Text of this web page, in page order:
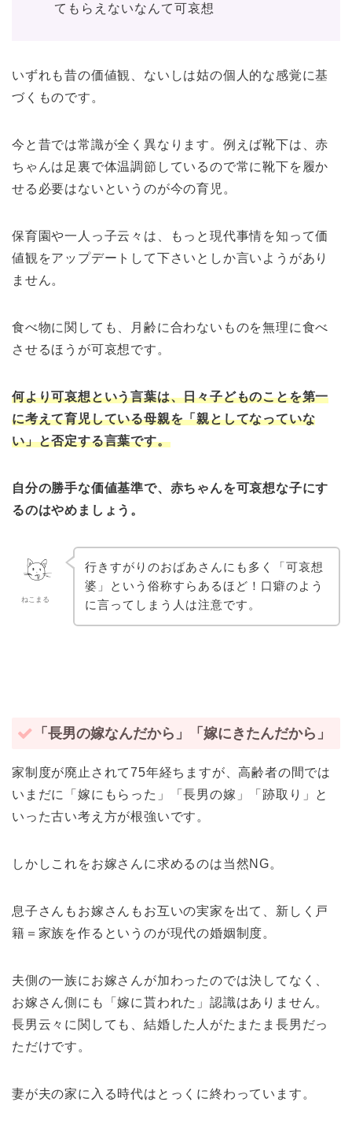
てもらえないなんて可哀想
いずれも昔の価値観、ないしは姑の個人的な感覚に基
づくものです。
今と昔では常識が全く異なります。例えば靴下は、赤
ちゃんは足裏で体温調節しているので常に靴下を履か
せる必要はないというのが今の育児。
保育園や一人っ子云々は、もっと現代事情を知って価
値観をアップデートして下さいとしか言いようがあり
ません。
食べ物に関しても、月齢に合わないものを無理に食べ
させるほうが可哀想です。
何より可哀想という言葉は、日々子どものことを第一
に考えて育児している母親を「親としてなっていな
い」と否定する言葉です。
自分の勝手な価値基準で、赤ちゃんを可哀想な子にす
るのはやめましょう。
ねこまる
行きすがりのおばあさんにも多く「可哀想
婆」という俗称すらあるほど！口癖のよう
に言ってしまう人は注意です。
「長男の嫁なんだから」「嫁にきたんだから」
家制度が廃止されて75年経ちますが、高齢者の間では
いまだに「嫁にもらった」「長男の嫁」「跡取り」と
いった古い考え方が根強いです。
しかしこれをお嫁さんに求めるのは当然NG。
息子さんもお嫁さんもお互いの実家を出て、新しく戸
籍＝家族を作るというのが現代の婚姻制度。
夫側の一族にお嫁さんが加わったのでは決してなく、
お嫁さん側にも「嫁に貰われた」認識はありません。
長男云々に関しても、結婚した人がたまたま長男だっ
ただけです。
妻が夫の家に入る時代はとっくに終わっています。